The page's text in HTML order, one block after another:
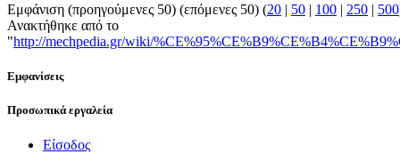
Εμφάνιση (προηγούμενες 50) (επόμενες 50) (20 | 50 | 100 | 250 | 500
Ανακτήθηκε από το
"http://mechpedia.gr/wiki/
Εμφανίσεις
Προσωπικά εργαλεία
Είσοδος